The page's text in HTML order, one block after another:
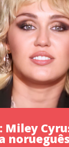
Miley